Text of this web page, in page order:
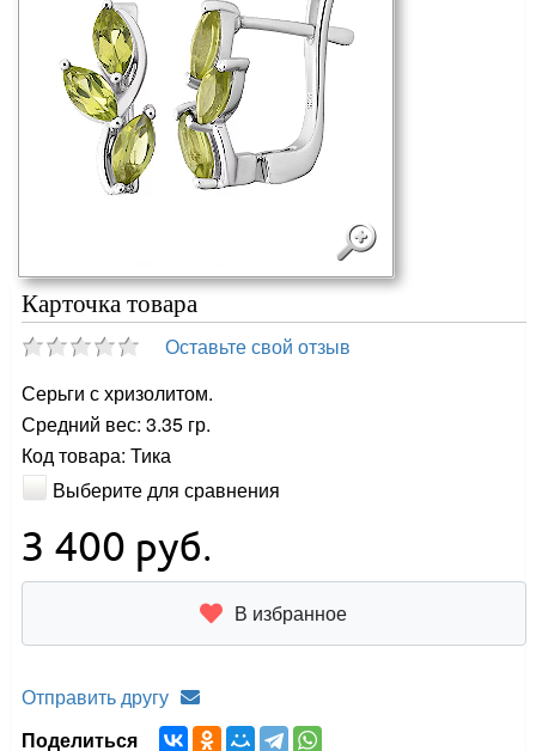
Карточка товара
Оставьте свой отзыв
Серьги с хризолитом.
Средний вес: 3.35 гр.
Код товара: Тика
Выберите для сравнения
3 400 руб.
В избранное
Отправить другу
Поделиться